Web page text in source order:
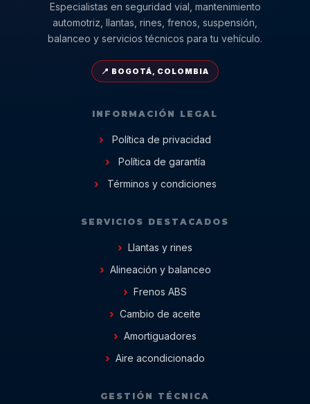
Especialistas en seguridad vial, mantenimiento
automotriz, llantas, rines, frenos, suspensión,
balanceo y servicios técnicos para tu vehículo.
📍 BOGOTÁ, COLOMBIA
INFORMACIÓN LEGAL
Política de privacidad
Política de garantía
Términos y condiciones
SERVICIOS DESTACADOS
Llantas y rines
Alineación y balanceo
Frenos ABS
Cambio de aceite
Amortiguadores
Aire acondicionado
GESTIÓN TÉCNICA